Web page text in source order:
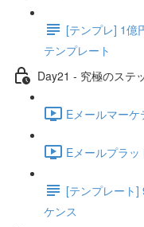
[テンプレ] 1億
テンプレート
Day21 - 究極のステ
Eメールマー
Eメールプラ
[テンプレート]
ケンス